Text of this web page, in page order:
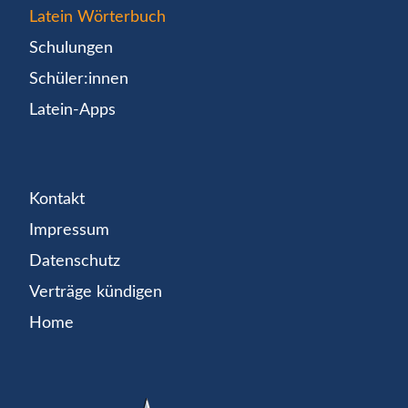
Latein Wörterbuch
Schulungen
Schüler:innen
Latein-Apps
Kontakt
Impressum
Datenschutz
Verträge kündigen
Home